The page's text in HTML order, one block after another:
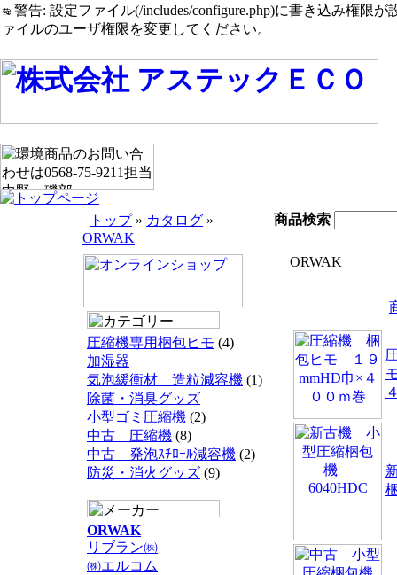
警告: 設定ファイル(/includes/configure.php)に書き込み権限が
ァイルのユーザ権限を変更してください。
トップ» カタログ »
ORWAK
商品検索
圧縮機専用梱包ヒモ (4)
加湿器
気泡緩衝材 造粒減容機 (1)
除菌・消臭グッズ
小型ゴミ圧縮機 (2)
中古 圧縮機 (8)
中古 発泡ｽﾁﾛｰﾙ減容機 (2)
防災・消火グッズ (9)
ORWAK
リブラン㈱
㈱エルコム
ORWAK